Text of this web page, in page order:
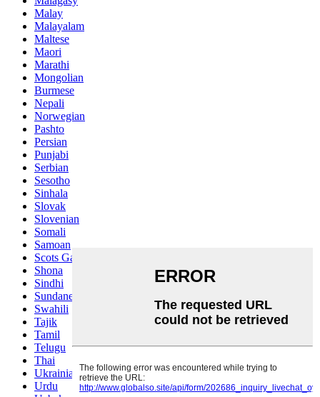
Malay
Malayalam
Maltese
Maori
Marathi
Mongolian
Burmese
Nepali
Norwegian
Pashto
Persian
Punjabi
Serbian
Sesotho
Sinhala
Slovak
Slovenian
Somali
Samoan
Scots Gaelic
Shona
Sindhi
Sundanese
Swahili
Tajik
Tamil
Telugu
Thai
Ukrainian
Urdu